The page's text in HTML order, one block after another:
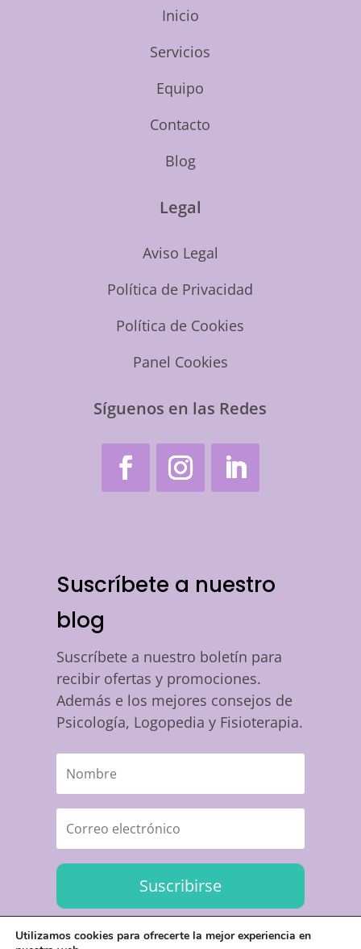
Inicio
Servicios
Equipo
Contacto
Blog
Legal
Aviso Legal
Política de Privacidad
Política de Cookies
Panel Cookies
Síguenos en las Redes
Suscríbete a nuestro
blog
Suscríbete a nuestro boletín para
recibir ofertas y promociones.
Además e los mejores consejos de
Psicología, Logopedia y Fisioterapia.
Suscribirse
Utilizamos cookies para ofrecerte la mejor experiencia en